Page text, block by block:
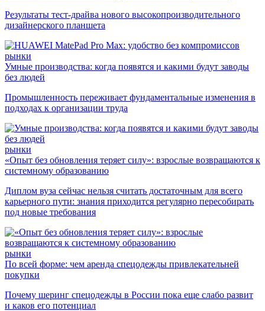
Результаты тест-драйва нового высокопроизводительного
дизайнерского планшета
рынки
Умные производства: когда появятся и какими будут заводы
без людей
Промышленность переживает фундаментальные изменения в
подходах к организации труда
рынки
«Опыт без обновления теряет силу»: взрослые возвращаются к
системному образованию
Диплом вуза сейчас нельзя считать достаточным для всего
карьерного пути: знания приходится регулярно пересобирать
под новые требования
рынки
По всей форме: чем аренда спецодежды привлекательней
покупки
Почему шеринг спецодежды в России пока еще слабо развит
и каков его потенциал